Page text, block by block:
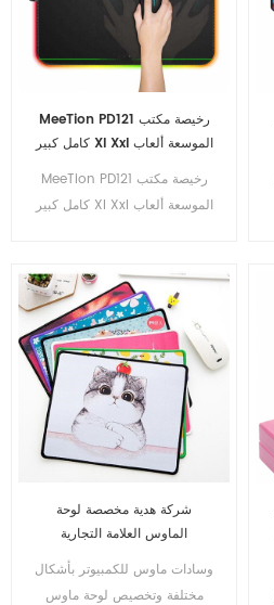
MeeTion PD121 رخيصة مكتب
كامل كبير Xl Xxl الموسعة ألعاب
الألعاب لوحة ماوس RGB
MeeTion PD121 رخيصة مكتب
كامل كبير Xl Xxl الموسعة ألعاب
شركة هدية مخصصة لوحة
الماوس العلامة التجارية
للكمبيوتر المحمول لوحة الماوس
وسادات ماوس للكمبيوتر بأشكال
مختلفة وتخصيص لوحة ماوس